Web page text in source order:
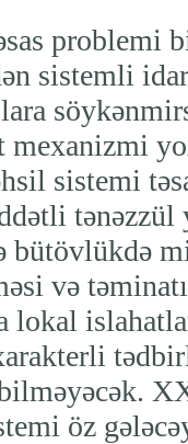
problemi
sistemli
sistemi
tənəzzül
bütövlükdə
və
lokal
öz